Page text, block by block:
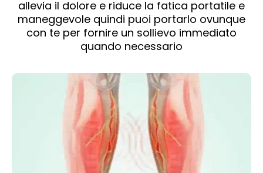
allevia il dolore e riduce la fatica portatile e
maneggevole quindi puoi portarlo ovunque
con te per fornire un sollievo immediato
quando necessario